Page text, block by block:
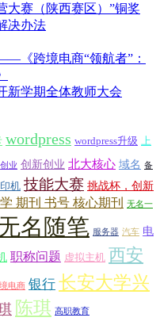
大赛（陕西赛区）”铜奖
决办法
《跨境电商“领航者”：
新学期全体教师大会
wordpress wordpress升级 上
创业 创新创业 北大核心 域名 备
机 技能大赛 挑战杯，创新
期刊 书号 核心期刊 无名一
名随笔 服务器 汽车 电
职称问题 虚拟主机 西安
电商 银行 长安大学兴
陈琪 高职教育